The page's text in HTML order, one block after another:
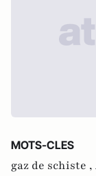
MOTS-CLES
gaz de schiste ,